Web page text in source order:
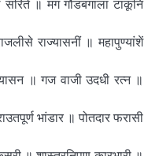
सरिते ॥ मग गौडबंगाला टाकूनि
राज्यासनीं ॥ महापुण्यांशें
॥ गज वाजी उदधी रत्न ॥
भांडार ॥ पोतदार फरासी